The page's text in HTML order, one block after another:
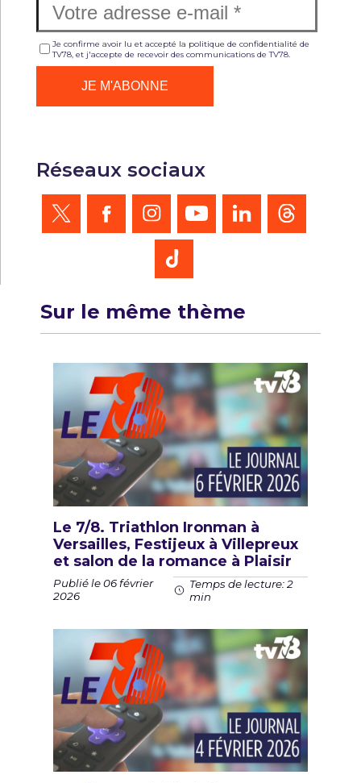
Je confirme avoir lu et accepté la politique de confidentialité de
TV78, et j'accepte de recevoir des communications de TV78.
Réseaux sociaux
Sur le même thème
Le 7/8. Triathlon Ironman à
Versailles, Festijeux à Villepreux
et salon de la romance à Plaisir
Publié le 06 février
2026
Temps de lecture: 2
min